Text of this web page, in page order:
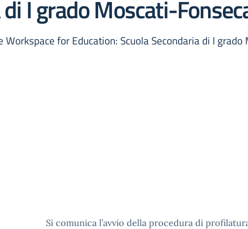
I grado Moscati-
for Education: Scuola Secondaria di I
Si comunica l’avvio della procedura di